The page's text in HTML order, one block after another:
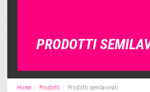
PRODOTTI
Home Prodotti Prodotti semilavorati